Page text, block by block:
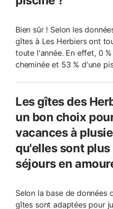
Bien sûr ! Selon les
gîtes à Les Herbiers ont
toute l'année. En effet, 0
cheminée et 53 % d'une
Les gîtes des
un bon choix
vacances à
qu'elles sont
séjours en
Selon la base de données
gîtes sont adaptées pour